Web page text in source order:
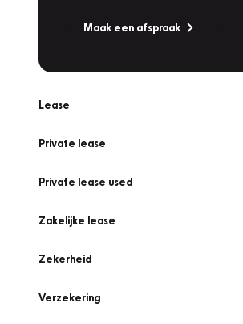
Maak een afspraak
Lease
Private lease
Private lease used
Zakelijke lease
Zekerheid
Verzekering